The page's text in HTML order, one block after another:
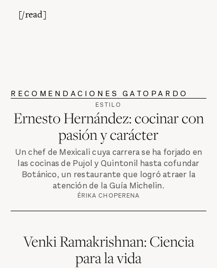
[/read]
RECOMENDACIONES GATOPARDO
ESTILO
Ernesto Hernández: cocinar con
pasión y carácter
Un chef de Mexicali cuya carrera se ha forjado en
las cocinas de Pujol y Quintonil hasta cofundar
Botánico, un restaurante que logró atraer la
atención de la Guía Michelin.
ÉRIKA CHOPERENA
Venki Ramakrishnan: Ciencia
para la vida